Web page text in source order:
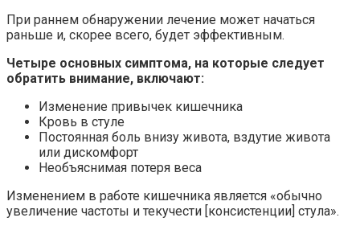
При раннем обнаружении лечение может начаться
раньше и, скорее всего, будет эффективным.
Четыре основных симптома, на которые следует
обратить внимание, включают:
Изменение привычек кишечника
Кровь в стуле
Постоянная боль внизу живота, вздутие живота
или дискомфорт
Необъяснимая потеря веса
Изменением в работе кишечника является «обычно
увеличение частоты и текучести [консистенции] стула».